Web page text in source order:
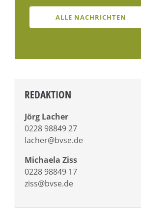
ALLE NACHRICHTEN
REDAKTION
Jörg Lacher
0228 98849 27
lacher@bvse.de
Michaela Ziss
0228 98849 17
ziss@bvse.de